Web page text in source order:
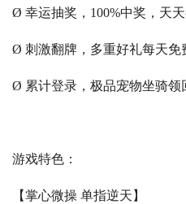
Ø 幸运抽奖，100%中奖，天天
Ø 刺激翻牌，多重好礼每天免
Ø 累计登录，极品宠物坐骑领
游戏特色：
【掌心微操 单指逆天】